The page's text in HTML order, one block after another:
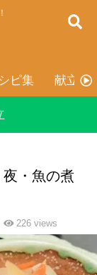
ピ集 献立表
夜・魚の煮
226views